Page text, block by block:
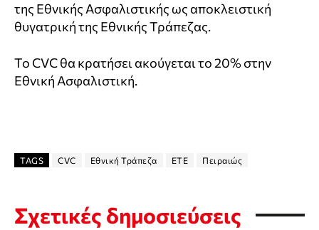
της Εθνικής Ασφαλιστικής ως αποκλειστική
θυγατρική της Εθνικής Τράπεζας.
Το CVC θα κρατήσει ακούγεται το 20% στην
Εθνική Ασφαλιστική.
TAGS CVC Εθνική Τράπεζα ΕΤΕ Πειραιώς
Σχετικές δημοσιεύσεις